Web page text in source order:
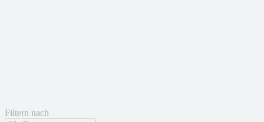
Filtern nach